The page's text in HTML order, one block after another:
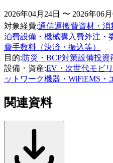
2026年04月24日 〜 2026年06月
対象経費:通信運搬費資材・消
泊費設備・機械購入費外注・
費手数料（決済・振込等）
目的:防災・BCP対策設備投資
設備・資産:EV・次世代モビ
ットワーク機器・WiFiEMS・
関連資料